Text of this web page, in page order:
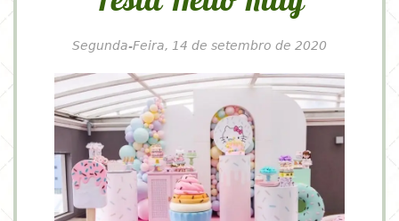
Segunda-Feira, 14 de setembro de 2020